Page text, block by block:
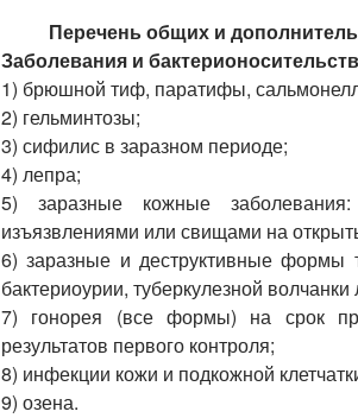
Перечень общих и
Заболевания и
1) брюшной тиф, паратифы,
2) гельминтозы;
3) сифилис в заразном периоде;
4) лепра;
5) заразные кожные
изъязвлениями или свищами на
6) заразные и деструктивные формы
бактериоурии, туберкулезной волчанки
7) гонорея (все формы) на срок
результатов первого контроля;
8) инфекции кожи и подкожной
9) озена.